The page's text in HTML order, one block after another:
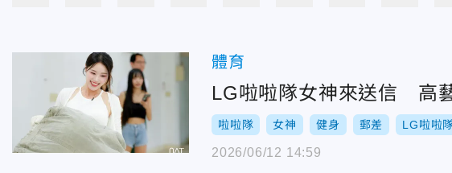
體育
LG啦啦隊女神來送信 高
啦啦隊 女神 健身 郵差 LG啦啦
2026/06/12 14:59